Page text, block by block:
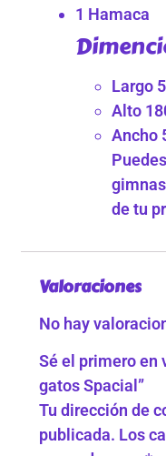
1 Hamaca
Largo
Alto
Ancho
de tu
Valoraciones
No hay
Sé el primero en
gatos Spacial”
Tu dirección de
publicada. Los